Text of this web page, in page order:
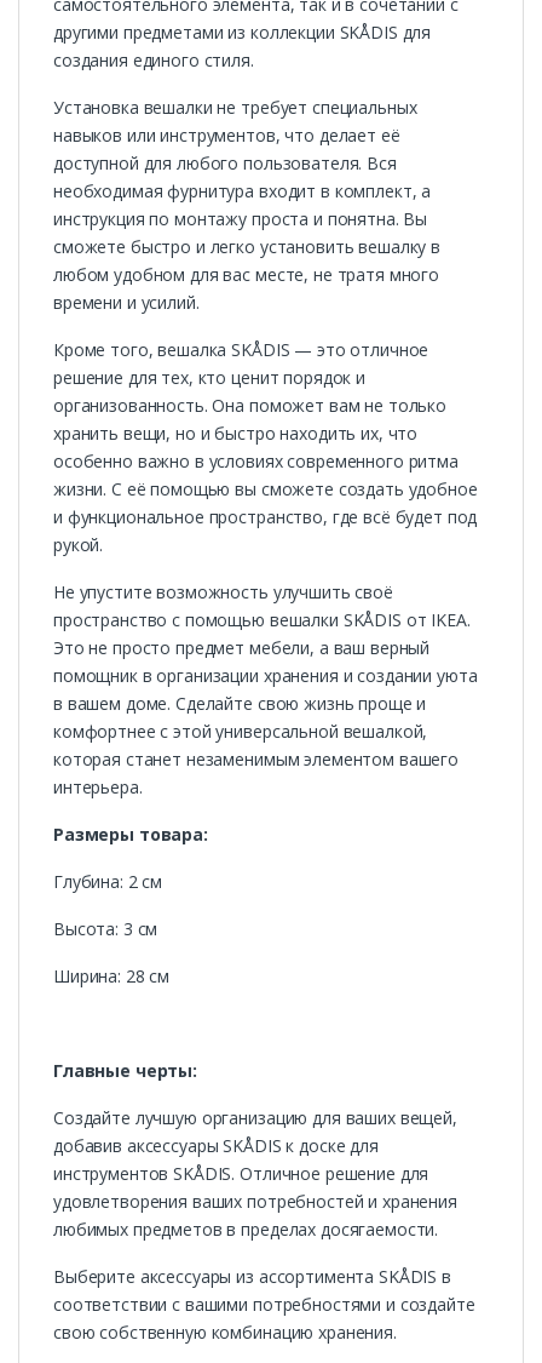
другими предметами из коллекции SKÅDIS для
создания единого стиля.
Установка вешалки не требует специальных
навыков или инструментов, что делает её
доступной для любого пользователя. Вся
необходимая фурнитура входит в комплект, а
инструкция по монтажу проста и понятна. Вы
сможете быстро и легко установить вешалку в
любом удобном для вас месте, не тратя много
времени и усилий.
Кроме того, вешалка SKÅDIS — это отличное
решение для тех, кто ценит порядок и
организованность. Она поможет вам не только
хранить вещи, но и быстро находить их, что
особенно важно в условиях современного ритма
жизни. С её помощью вы сможете создать удобное
и функциональное пространство, где всё будет под
рукой.
Не упустите возможность улучшить своё
пространство с помощью вешалки SKÅDIS от IKEA.
Это не просто предмет мебели, а ваш верный
помощник в организации хранения и создании уюта
в вашем доме. Сделайте свою жизнь проще и
комфортнее с этой универсальной вешалкой,
которая станет незаменимым элементом вашего
интерьера.
Размеры товара:
Глубина: 2 см
Высота: 3 см
Ширина: 28 см
Главные черты:
Создайте лучшую организацию для ваших вещей,
добавив аксессуары SKÅDIS к доске для
инструментов SKÅDIS. Отличное решение для
удовлетворения ваших потребностей и хранения
любимых предметов в пределах досягаемости.
Выберите аксессуары из ассортимента SKÅDIS в
соответствии с вашими потребностями и создайте
свою собственную комбинацию хранения.